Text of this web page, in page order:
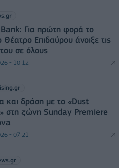
Για πρώτη φορά το
Θέατρο Επιδαύρου άνοιξε τις
σε όλους
- 10:12
και δράση με το «Dust
στη ζώνη Sunday Premiere
- 07:21